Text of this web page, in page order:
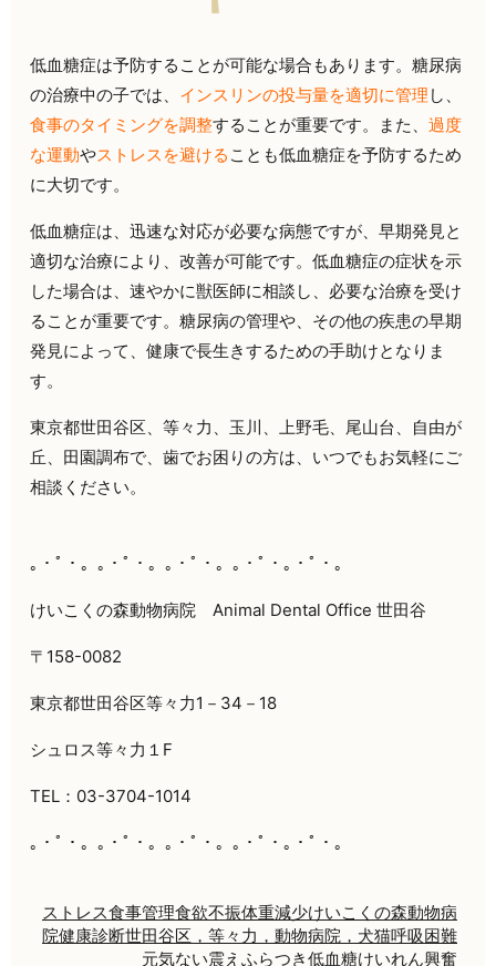
低血糖症は予防することが可能な場合もあります。糖尿病
の治療中の子では、 インスリンの投与量を適切に管理 し、
食事のタイミングを調整することが重要です。また、過度
な運動やストレスを避ける ことも低血糖症を予防するため
に大切です。
低血糖症は、迅速な対応が必要な病態ですが、早期発見と
適切な治療により、改善が可能です。低血糖症の症状を示
した場合は、速やかに獣医師に相談し、必要な治療を受け
ることが重要です。糖尿病の管理や、その他の疾患の早期
発見によって、健康で長生きするための手助けとなりま
す。
東京都世田谷区、等々力、玉川、上野毛、尾山台、自由が
丘、田園調布で、歯でお困りの方は、いつでもお気軽にご
相談ください。
｡・ﾟ・。｡・ﾟ・。｡・ﾟ・。｡・ﾟ・｡・ﾟ・。
けいこくの森動物病院 Animal Dental Office 世田谷
〒158-0082
東京都世田谷区等々力1－34－18
シュロス等々力１F
TEL：03-3704-1014
｡・ﾟ・。｡・ﾟ・。｡・ﾟ・。｡・ﾟ・｡・ﾟ・。
ストレス食事管理食欲不振体重減少けいこくの森動物病
院健康診断世田谷区，等々力，動物病院，犬猫呼吸困難
元気ない震えふらつき低血糖けいれん興奮